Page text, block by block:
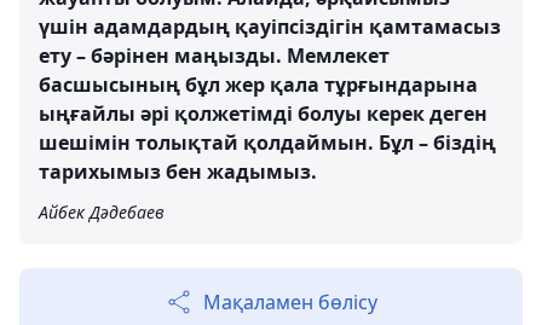
үшін адамдардың қауіпсіздігін қамтамасыз
ету – бәрінен маңызды. Мемлекет
басшысының бұл жер қала тұрғындарына
ыңғайлы әрі қолжетімді болуы керек деген
шешімін толықтай қолдаймын. Бұл – біздің
тарихымыз бен жадымыз.
Айбек Дәдебаев
Мақаламен бөлісу